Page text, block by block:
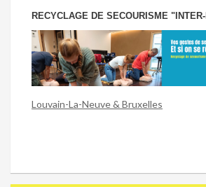
RECYCLAGE DE SECOURISME
Louvain-La-Neuve & Bruxelles